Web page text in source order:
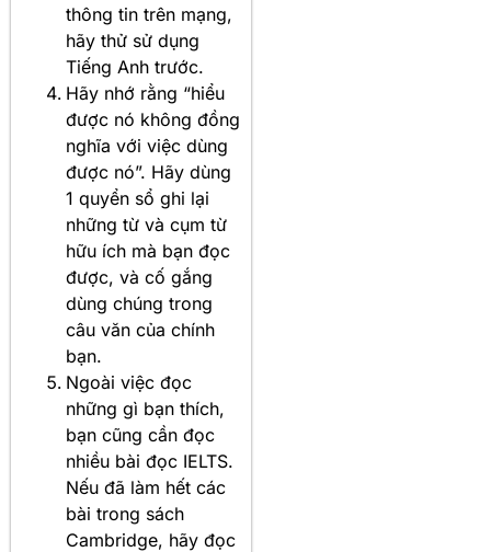
thông tin trên mạng,
hãy thử sử dụng
Tiếng Anh trước.
Hãy nhớ rằng “hiểu
được nó không đồng
nghĩa với việc dùng
được nó”. Hãy dùng
1 quyển sổ ghi lại
những từ và cụm từ
hữu ích mà bạn đọc
được, và cố gắng
dùng chúng trong
câu văn của chính
bạn.
Ngoài việc đọc
những gì bạn thích,
bạn cũng cần đọc
nhiều bài đọc IELTS.
Nếu đã làm hết các
bài trong sách
Cambridge, hãy đọc